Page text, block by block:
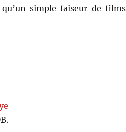
simple faiseur de films